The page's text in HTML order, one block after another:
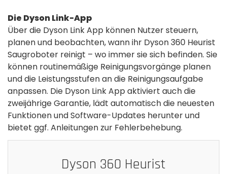
Die Dyson Link-App
Über die Dyson Link App können Nutzer steuern,
planen und beobachten, wann ihr Dyson 360 Heurist
Saugroboter reinigt – wo immer sie sich befinden. Sie
können routinemäßige Reinigungsvorgänge planen
und die Leistungsstufen an die Reinigungsaufgabe
anpassen. Die Dyson Link App aktiviert auch die
zweijährige Garantie, lädt automatisch die neuesten
Funktionen und Software-Updates herunter und
bietet ggf. Anleitungen zur Fehlerbehebung.
Dyson 360 Heurist